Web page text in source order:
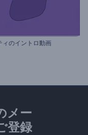
ィのイントロ動画
メー
登録